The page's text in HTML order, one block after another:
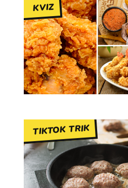
KVIZ
TIKTOK TRIK